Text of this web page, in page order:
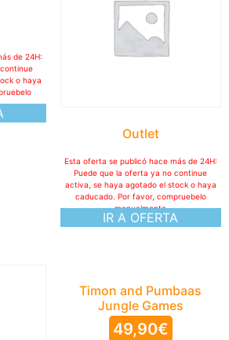
de 24H:
o haya
Outlet
IR A OFERTA
Esta oferta se publicó hace más de 24H:
Puede que la oferta ya no continue
activa, se haya agotado el stock o haya
caducado. Por favor, compruebelo
manualmente
Timon and Pumbaas
Jungle Games
49,90€